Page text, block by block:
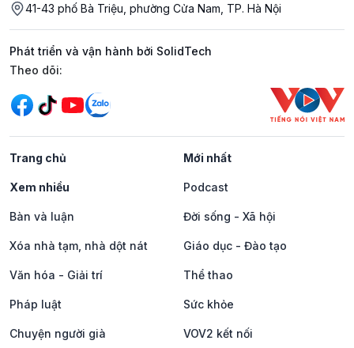
41-43 phố Bà Triệu, phường Cửa Nam, TP. Hà Nội
Phát triển và vận hành bởi SolidTech
Mạng xã hội
Theo dõi:
Trang chủ Mới nhất
Xem nhiều Podcast
Bàn và luận Đời sống - Xã hội
Xóa nhà tạm, nhà dột nát Giáo dục - Đào tạo
Văn hóa - Giải trí Thể thao
Pháp luật Sức khỏe
Chuyện người già VOV2 kết nối